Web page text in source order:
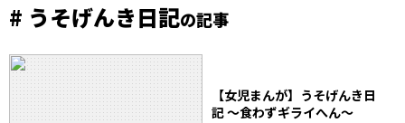
# うそげんき日記の記事
【女児まんが】うそげんき日
記 〜食わずギライへん〜